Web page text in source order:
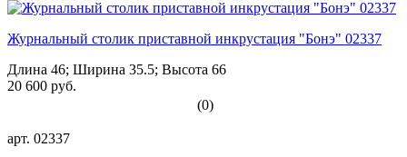
Журнальный столик приставной инкрустация "Бонэ" 02337
Длина 46; Ширина 35.5; Высота 66
20 600 руб.
(0)
арт. 02337